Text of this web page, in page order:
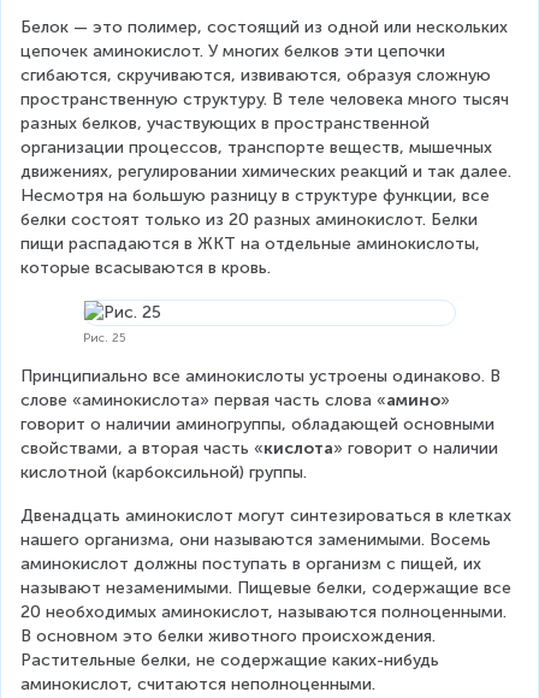
Белок — это полимер, состоящий из одной или нескольких
цепочек аминокислот. У многих белков эти цепочки
сгибаются, скручиваются, извиваются, образуя сложную
пространственную структуру. В теле человека много тысяч
разных белков, участвующих в пространственной
организации процессов, транспорте веществ, мышечных
движениях, регулировании химических реакций и так далее.
Несмотря на большую разницу в структуре функции, все
белки состоят только из 20 разных аминокислот. Белки
пищи распадаются в ЖКТ на отдельные аминокислоты,
которые всасываются в кровь.
Рис. 25
Принципиально все аминокислоты устроены одинаково. В
слове «аминокислота» первая часть слова «амино»
говорит о наличии аминогруппы, обладающей основными
свойствами, а вторая часть «кислота» говорит о наличии
кислотной (карбоксильной) группы.
Двенадцать аминокислот могут синтезироваться в клетках
нашего организма, они называются заменимыми. Восемь
аминокислот должны поступать в организм с пищей, их
называют незаменимыми. Пищевые белки, содержащие все
20 необходимых аминокислот, называются полноценными.
В основном это белки животного происхождения.
Растительные белки, не содержащие каких-нибудь
аминокислот, считаются неполноценными.